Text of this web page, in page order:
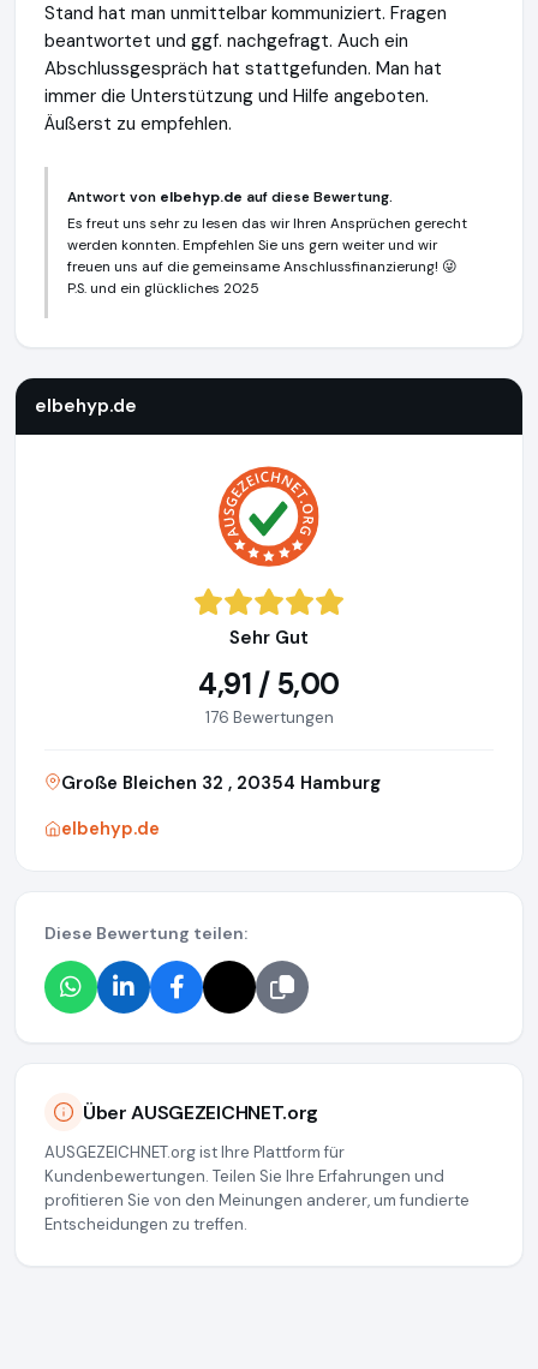
Stand hat man unmittelbar kommuniziert. Fragen
beantwortet und ggf. nachgefragt. Auch ein
Abschlussgespräch hat stattgefunden. Man hat
immer die Unterstützung und Hilfe angeboten.
Äußerst zu empfehlen.
Antwort von elbehyp.de auf diese Bewertung.
Es freut uns sehr zu lesen das wir Ihren Ansprüchen gerecht
werden konnten. Empfehlen Sie uns gern weiter und wir
freuen uns auf die gemeinsame Anschlussfinanzierung! 😜
P.S. und ein glückliches 2025
elbehyp.de
Sehr Gut
4,91 / 5,00
176 Bewertungen
Große Bleichen 32 , 20354 Hamburg
elbehyp.de
Diese Bewertung teilen:
Über AUSGEZEICHNET.org
AUSGEZEICHNET.org ist Ihre Plattform für
Kundenbewertungen. Teilen Sie Ihre Erfahrungen und
profitieren Sie von den Meinungen anderer, um fundierte
Entscheidungen zu treffen.